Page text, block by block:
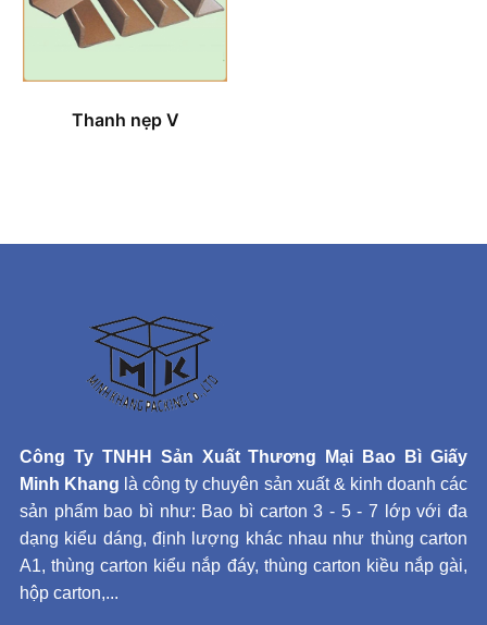
Thanh nẹp V
Công Ty TNHH Sản Xuất Thương Mại Bao Bì Giấy
Minh Khang là công ty chuyên sản xuất & kinh doanh các
sản phẩm bao bì như: Bao bì carton 3 - 5 - 7 lớp với đa
dạng kiểu dáng, định lượng khác nhau như thùng carton
A1, thùng carton kiểu nắp đáy, thùng carton kiều nắp gài,
hộp carton,...